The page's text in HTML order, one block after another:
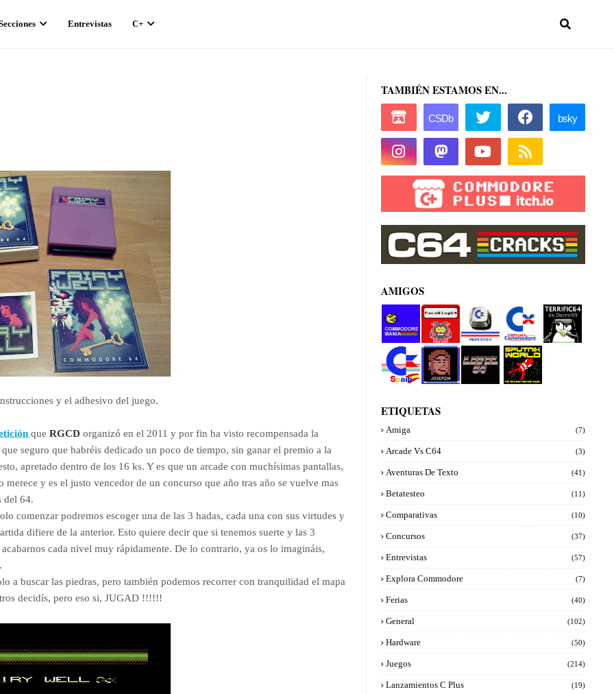
Entrevistas C+
y el adhesivo del juego.
que RGCD organizó en el 2011 y por fin ha visto recompensada la
seguro que habréis dedicado un poco de tiempo, sin ganar el premio a la
apretado dentro de los 16 ks. Y es que un arcade con muchísimas pantallas,
y es el justo vencedor de un concurso que año tras año se vuelve mas
del 64.
comenzar podremos escoger una de las 3 hadas, cada una con sus virtudes y
difiere de la anterior. Esto quiere decir que si tenemos suerte y las 3
cada nivel muy rápidamente. De lo contrario, ya os lo imagináis,
a buscar las piedras, pero también podemos recorrer con tranquilidad el mapa
decidís, pero eso si, JUGAD !!!!!!
TAMBIÉN ESTAMOS EN...
AMIGOS
ore manía
Explora
Commod
ore
PacoBlog
64
Terrifi64
de
Darro99
Marcos64
Commod
ore Spain
Sputnik
World
Josepzin
ETIQUETAS
Amiga (7)
Arcade Vs C64 (3)
Aventuras De Texto (41)
Betatesteo (11)
Comparativas (10)
Concursos (37)
Entrevistas (57)
Explora Commodore (7)
Ferias (40)
General (102)
Hardware (50)
Juegos (214)
Lanzamientos C Plus (19)